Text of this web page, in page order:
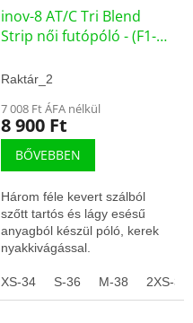
inov-8 AT/C Tri Blend
Strip női futópóló - (F1-
Raktár_2
7 008 Ft ÁFA nélkül
8 900 Ft
BŐVEBBEN
Három féle kevert szálból
szőtt tartós és lágy esésű
anyagból készül póló, kerek
nyakkivágással.
XS-34 S-36 M-38 2XS-32